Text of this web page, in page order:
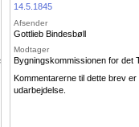
Museum
14.5.1845
Afsender
Gottlieb Bindesbøll
Modtager
Bygningskommissionen for det
Kommentarerne til dette brev er
udarbejdelse.